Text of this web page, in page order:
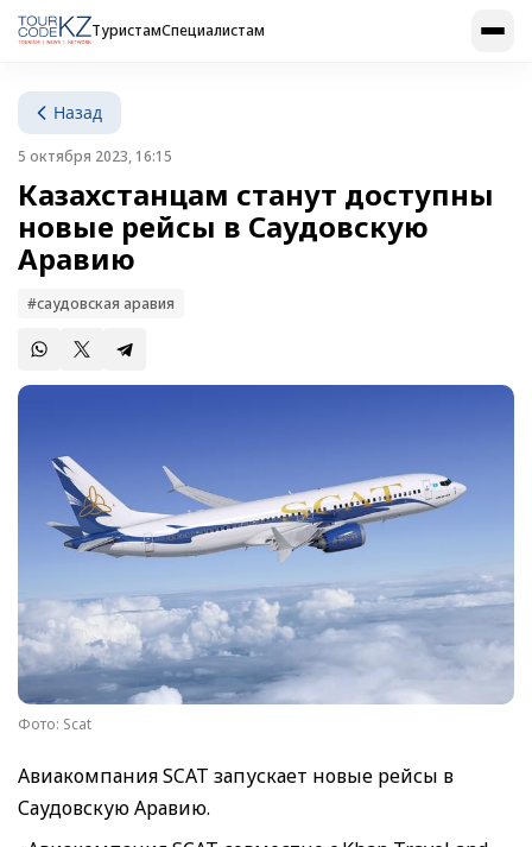
ТуристамСпециалистам
Назад
5 октября 2023, 16:15
Казахстанцам станут доступны
новые рейсы в Саудовскую
Аравию
#саудовская аравия
Фото: Scat
Авиакомпания SCAT запускает новые рейсы в
Саудовскую Аравию.